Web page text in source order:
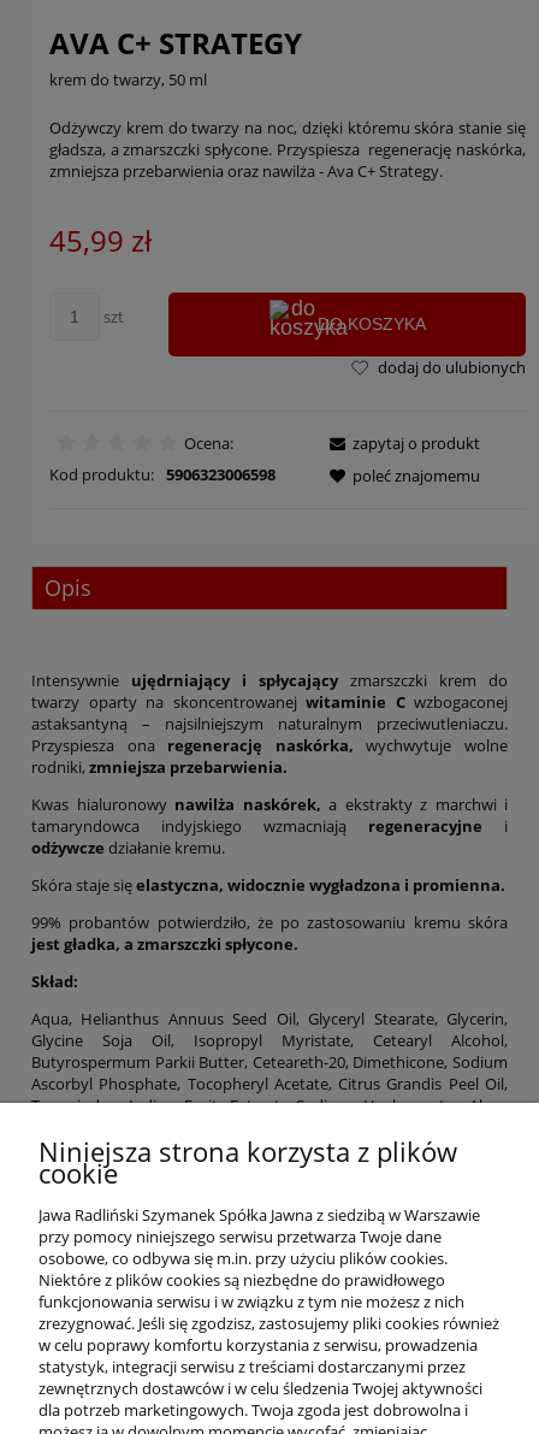
AVA C+ STRATEGY
krem do twarzy, 50 ml
Odżywczy krem do twarzy na noc, dzięki któremu skóra stanie się
gładsza, a zmarszczki spłycone. Przyspiesza regenerację naskórka,
zmniejsza przebarwienia oraz nawilża - Ava C+ Strategy.
45,99 zł
szt DO KOSZYKA
dodaj do ulubionych
Ocena:
Kod produktu: 5906323006598
zapytaj o produkt
poleć znajomemu
Opis
Intensywnie ujędrniający i spłycającyzmarszczki krem do
twarzy oparty na skoncentrowanej witaminie Cwzbogaconej
astaksantyną – najsilniejszym naturalnym przeciwutleniaczu.
Przyspiesza ona regenerację naskórka, wychwytuje wolne
rodniki, zmniejsza przebarwienia.
Kwas hialuronowy nawilża naskórek, a ekstrakty z marchwi i
tamaryndowca indyjskiego wzmacniają regeneracyjne i
odżywcze działanie kremu.
Skóra staje sięelastyczna, widocznie wygładzona i promienna.
99% probantów potwierdziło, że po zastosowaniu kremu skóra
jest gładka, a zmarszczki spłycone.
Skład:
Aqua, Helianthus Annuus Seed Oil, Glyceryl Stearate, Glycerin,
Glycine Soja Oil, Isopropyl Myristate, Cetearyl Alcohol,
Butyrospermum Parkii Butter, Ceteareth-20, Dimethicone, Sodium
Ascorbyl Phosphate, Tocopheryl Acetate, Citrus Grandis Peel Oil,
Tamarindus Indica Fruit Extract, Sodium Hyaluronate, Algae
Acrylates/C10-30 Alkyl Acrylate Crosspolymer, Phenoxyethanol,
Triethanolamine, Citric Acid, Disodium EDTA, Ethylhexylglycerin,
OFERTA
O NAS
Niniejsza strona korzysta z plików
cookie
Jawa Radliński Szymanek Spółka Jawna z siedzibą w Warszawie
przy pomocy niniejszego serwisu przetwarza Twoje dane
osobowe, co odbywa się m.in. przy użyciu plików cookies.
Niektóre z plików cookies są niezbędne do prawidłowego
funkcjonowania serwisu i w związku z tym nie możesz z nich
zrezygnować. Jeśli się zgodzisz, zastosujemy pliki cookies również
w celu poprawy komfortu korzystania z serwisu, prowadzenia
statystyk, integracji serwisu z treściami dostarczanymi przez
zewnętrznych dostawców i w celu śledzenia Twojej aktywności
dla potrzeb marketingowych. Twoja zgoda jest dobrowolna i